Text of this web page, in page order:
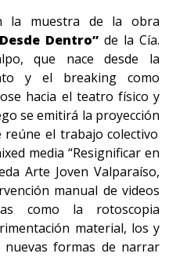
la muestra de la obra
Dentro” de la Cía.
que nace desde la
y el breaking como
hacia el teatro físico y
se emitirá la proyección
reúne el trabajo colectivo
media “Resignificar en
Arte Joven Valparaíso,
manual de videos
como la rotoscopia
material, los y
formas de narrar